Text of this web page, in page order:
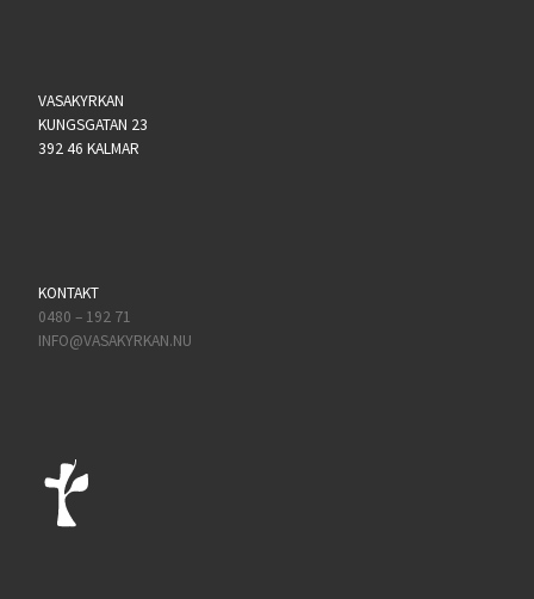
VASAKYRKAN
KUNGSGATAN 23
392 46 KALMAR
KONTAKT
0480 – 192 71
INFO@VASAKYRKAN.NU